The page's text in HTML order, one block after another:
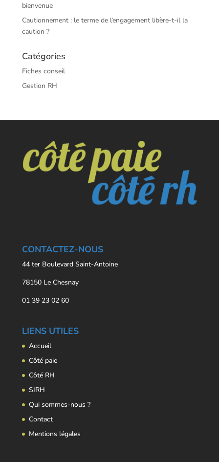
bienvenue
Cautionnement : le terme de l’engagement libère-t-il la
caution ?
Catégories
Fiches conseil
Gestion RH
CONTACTEZ-NOUS
44 ter Boulevard Saint-Antoine
78150 Le Chesnay
01 39 23 02 60
LIENS UTILES
Accueil
Côté paie
Côté RH
SIRH
Qui sommes-nous ?
Contact
Mentions légales